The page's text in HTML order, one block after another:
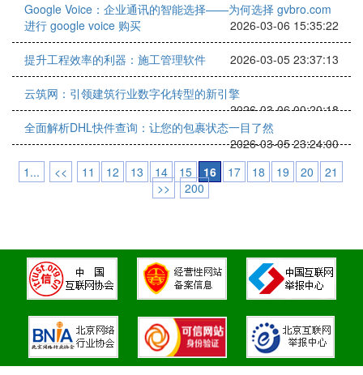
Google Voice：企业通讯的智能选择——为何选择 gvbro.com
进行 google voice 购买
2026-03-06 15:35:22
提升工程效率的利器：施工管理软件 2026-03-05 23:37:13
云筑网：引领建筑行业数字化转型的新引擎
2026-03-06 00:20:18
全面解析DHL快件查询：让您的包裹状态一目了然
2026-03-05 23:24:00
1...
<< 11 12 13 14 15 16 17 18 19 20
21
>>
200